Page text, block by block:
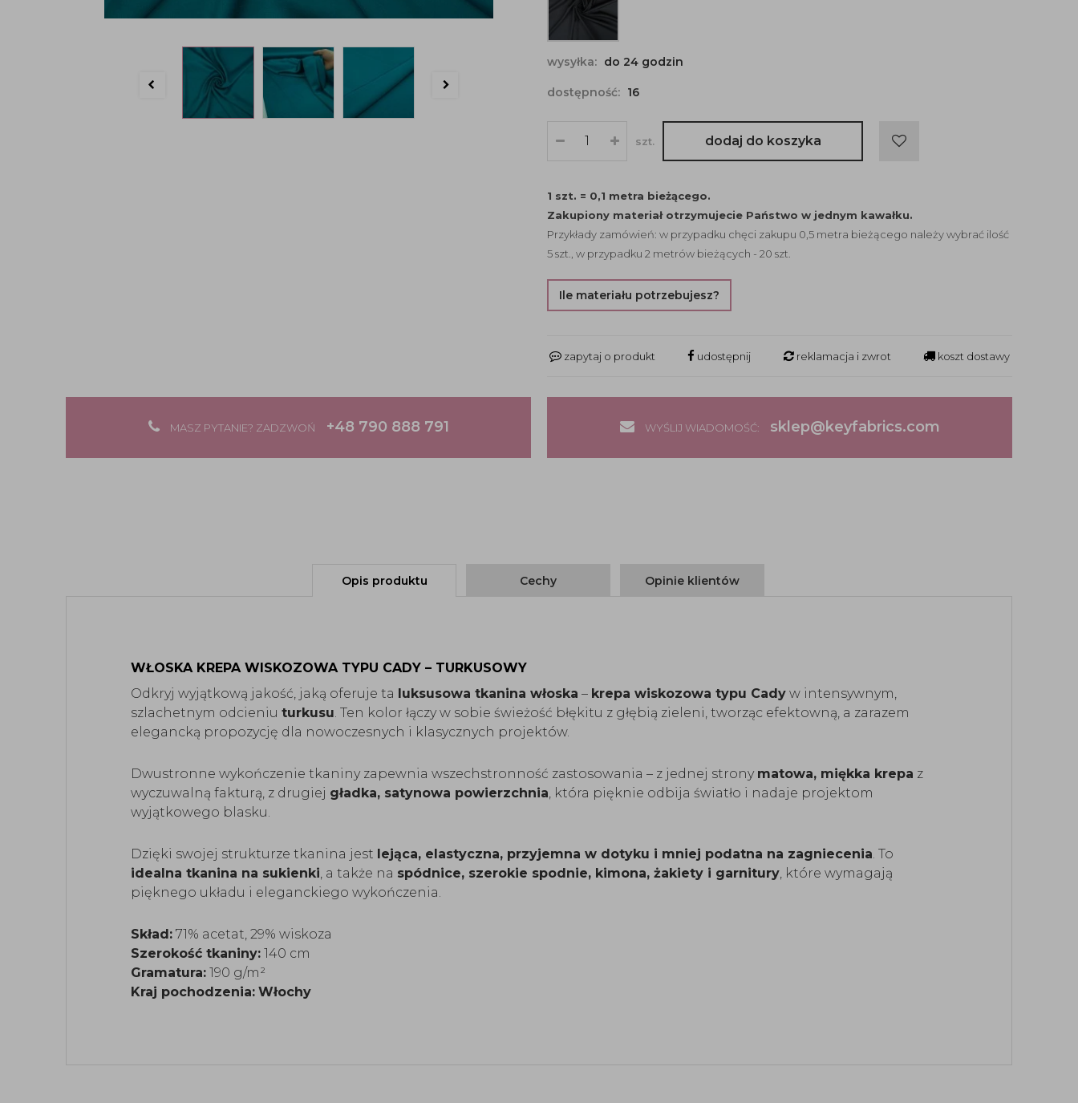
wysyłka: do 24 godzin
dostępność: 16
szt. dodaj do koszyka
1 szt. = 0,1 metra bieżącego.
Zakupiony materiał otrzymujecie Państwo w jednym kawałku.
Przykłady zamówień: w przypadku chęci zakupu 0,5 metra bieżącego należy wybrać ilość
5 szt., w przypadku 2 metrów bieżących - 20 szt.
Ile materiału potrzebujesz?
zapytaj o produkt udostępnij reklamacja i zwrot koszt dostawy
MASZ PYTANIE? ZADZWOŃ +48 790 888 791 WYŚLIJ WIADOMOŚĆ: sklep@keyfabrics.com
Opis produktu Cechy Opinie klientów
WŁOSKA KREPA WISKOZOWA TYPU CADY – TURKUSOWY
Odkryj wyjątkową jakość, jaką oferuje ta luksusowa tkanina włoska – krepa wiskozowa typu Cady w intensywnym,
szlachetnym odcieniu turkusu. Ten kolor łączy w sobie świeżość błękitu z głębią zieleni, tworząc efektowną, a zarazem
elegancką propozycję dla nowoczesnych i klasycznych projektów.
Dwustronne wykończenie tkaniny zapewnia wszechstronność zastosowania – z jednej strony matowa, miękka krepa z
wyczuwalną fakturą, z drugiej gładka, satynowa powierzchnia, która pięknie odbija światło i nadaje projektom
wyjątkowego blasku.
Dzięki swojej strukturze tkanina jest lejąca, elastyczna, przyjemna w dotyku i mniej podatna na zagniecenia. To
idealna tkanina na sukienki, a także na spódnice, szerokie spodnie, kimona, żakiety i garnitury, które wymagają
pięknego układu i eleganckiego wykończenia.
Skład: 71% acetat, 29% wiskoza
Szerokość tkaniny: 140 cm
Gramatura: 190 g/m²
Kraj pochodzenia: Włochy